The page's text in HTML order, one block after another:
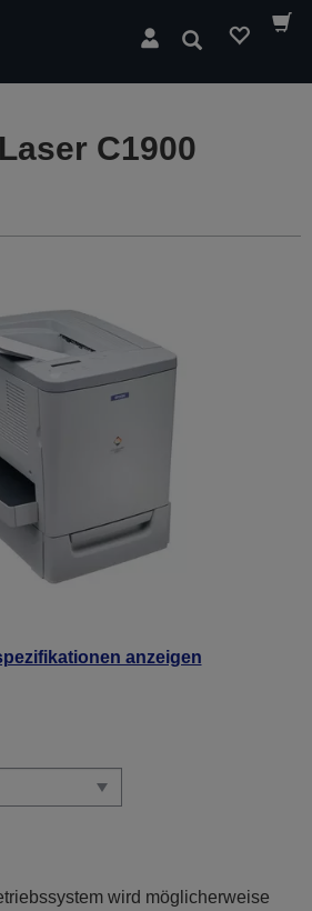
Suchen
anzeigen
C1900
wird möglicherweise